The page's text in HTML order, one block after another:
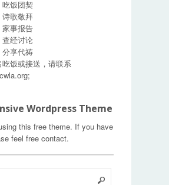
饭团契
歌敬拜
事报告
经讨论
享代祷
饭或接送，请联系
;
Wordpress Theme
this free theme. If you have
feel free contact.